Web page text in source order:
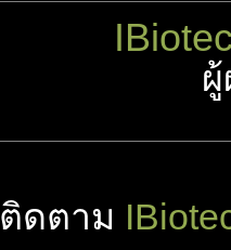
ติดตาม